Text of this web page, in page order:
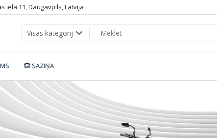
iela 11, Daugavpils, Latvija
SAZIŅA